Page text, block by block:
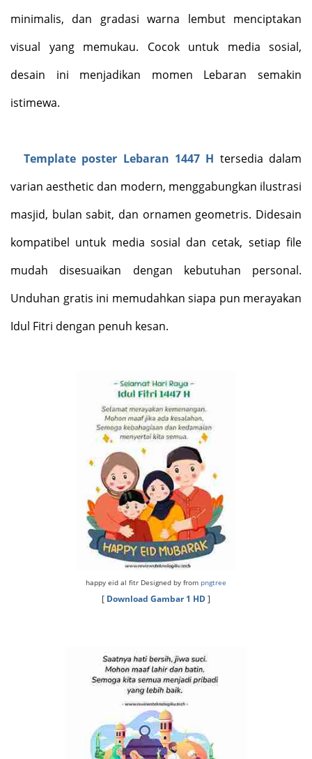
minimalis, dan gradasi warna lembut menciptakan
visual yang memukau. Cocok untuk media sosial,
desain ini menjadikan momen Lebaran semakin
istimewa.
Template poster Lebaran 1447 H tersedia dalam
varian aesthetic dan modern, menggabungkan ilustrasi
masjid, bulan sabit, dan ornamen geometris. Didesain
kompatibel untuk media sosial dan cetak, setiap file
mudah disesuaikan dengan kebutuhan personal.
Unduhan gratis ini memudahkan siapa pun merayakan
Idul Fitri dengan penuh kesan.
happy eid al fitr Designed by from pngtree
[ Download Gambar 1 HD]